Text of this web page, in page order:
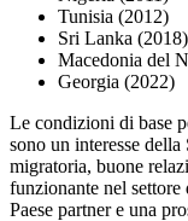
Tunisia (2012)
Sri Lanka (2018)
Macedonia del
Georgia (2022)
Le condizioni di base
sono un interesse
migratoria, buone
funzionante nel
Paese partner e una